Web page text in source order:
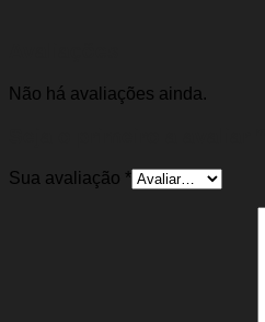
Não há avaliações ainda.
Sua avaliação *